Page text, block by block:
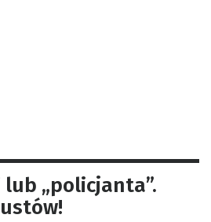
lub „policjanta”.